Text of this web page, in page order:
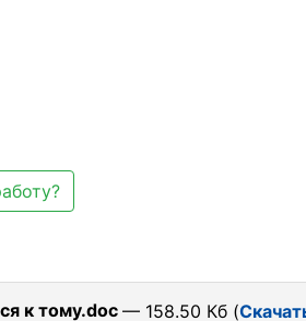
к тому.doc — 158.50 Кб (